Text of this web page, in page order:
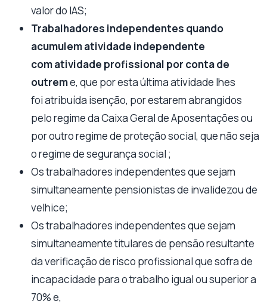
valor do IAS;
Trabalhadores independentes quando
acumulem atividade independente
com atividade profissional por conta de
outreme, que por esta última atividade lhes
foi atribuída isenção, por estarem abrangidos
pelo regime da Caixa Geral de Aposentações ou
por outro regime de proteção social, que não seja
o regime de segurança social ;
Os trabalhadores independentes que sejam
simultaneamente pensionistas de invalidezou de
velhice;
Os trabalhadores independentes que sejam
simultaneamente titulares de pensão resultante
da verificação de risco profissional que sofra de
incapacidade para o trabalho igual ou superior a
70% e,